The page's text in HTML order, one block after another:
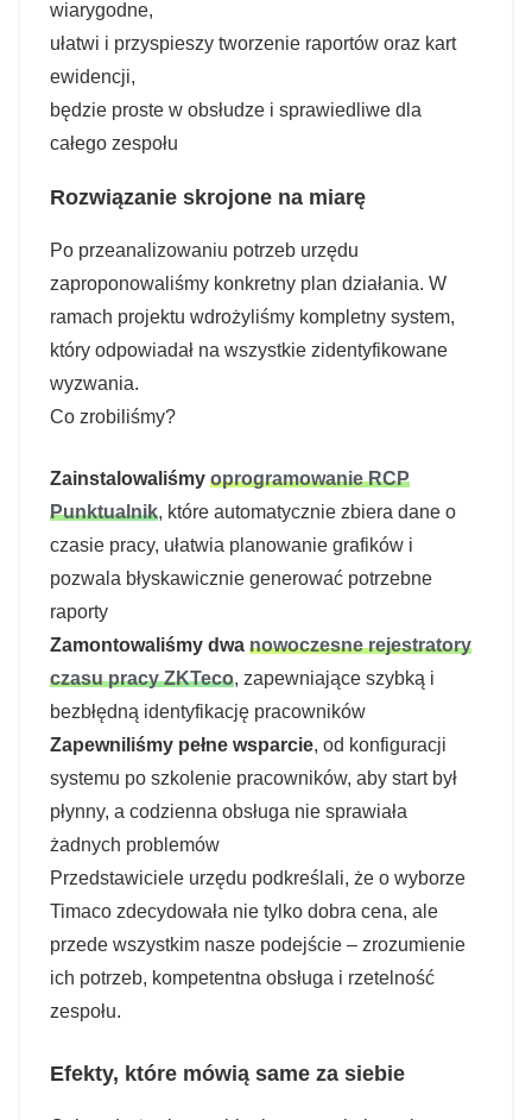
wiarygodne,
ułatwi i przyspieszy tworzenie raportów oraz kart
ewidencji,
będzie proste w obsłudze i sprawiedliwe dla
całego zespołu
Rozwiązanie skrojone na miarę
Po przeanalizowaniu potrzeb urzędu
zaproponowaliśmy konkretny plan działania. W
ramach projektu wdrożyliśmy kompletny system,
który odpowiadał na wszystkie zidentyfikowane
wyzwania.
Co zrobiliśmy?
Zainstalowaliśmy oprogramowanie RCP
Punktualnik, które automatycznie zbiera dane o
czasie pracy, ułatwia planowanie grafików i
pozwala błyskawicznie generować potrzebne
raporty
Zamontowaliśmy dwa nowoczesne rejestratory
czasu pracy ZKTeco, zapewniające szybką i
bezbłędną identyfikację pracowników
Zapewniliśmy pełne wsparcie, od konfiguracji
systemu po szkolenie pracowników, aby start był
płynny, a codzienna obsługa nie sprawiała
żadnych problemów
Przedstawiciele urzędu podkreślali, że o wyborze
Timaco zdecydowała nie tylko dobra cena, ale
przede wszystkim nasze podejście – zrozumienie
ich potrzeb, kompetentna obsługa i rzetelność
zespołu.
Efekty, które mówią same za siebie